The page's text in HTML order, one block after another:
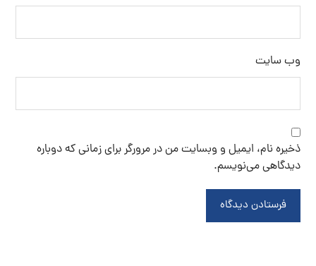
وب‌ سایت
ذخیره نام، ایمیل و وبسایت من در مرورگر برای زمانی که دوباره
دیدگاهی می‌نویسم.
فرستادن دیدگاه